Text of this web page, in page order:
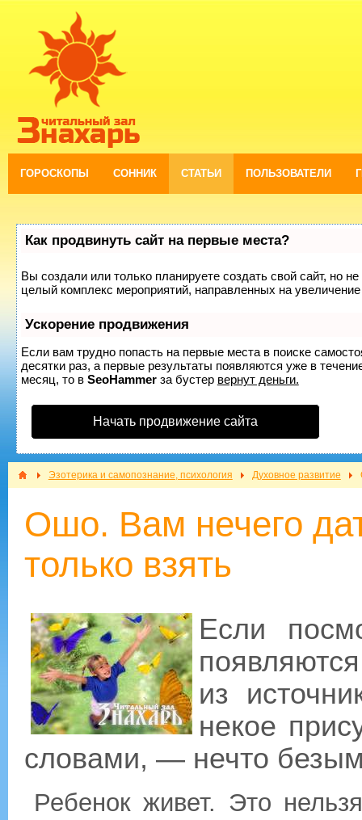
ГОРОСКОПЫ СОННИК СТАТЬИ ПОЛЬЗОВАТЕЛИ
Как продвинуть сайт на первые места?
Вы создали или только планируете создать свой сайт, но
целый комплекс мероприятий, направленных на
Ускорение продвижения
Если вам трудно попасть на первые места в поиске
десятки раз, а первые результаты появляются уже в
месяц, то в SeoHammerза бустер вернут деньги.
Начать продвижение сайта
Эзотерика и самопознание, психология Духовное развитие
Ошо. Вам нечего
только взять
Если
из
некое
словами, — нечто
Ребенок живет. Это